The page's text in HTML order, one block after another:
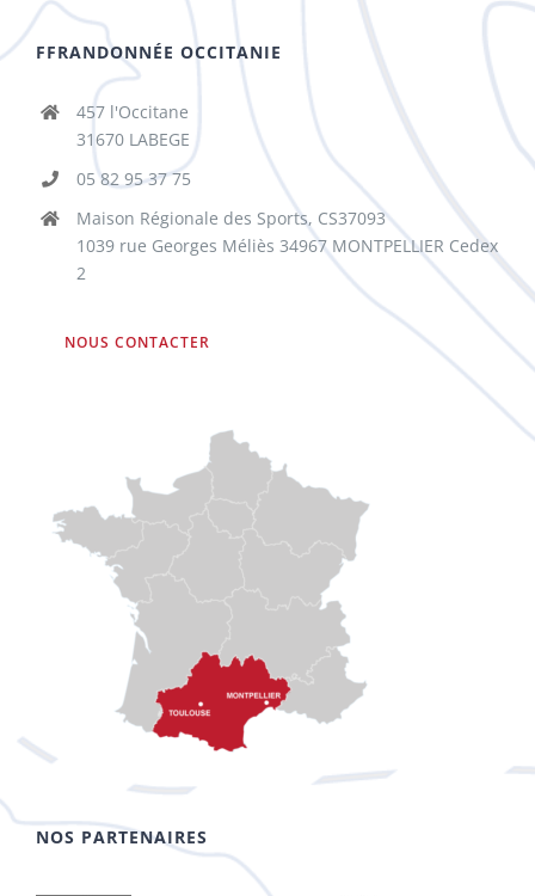
FFRANDONNÉE OCCITANIE
457 l'Occitane
31670 LABEGE
05 82 95 37 75
Maison Régionale des Sports, CS37093
1039 rue Georges Méliès 34967 MONTPELLIER Cedex
2
NOUS CONTACTER
NOS PARTENAIRES